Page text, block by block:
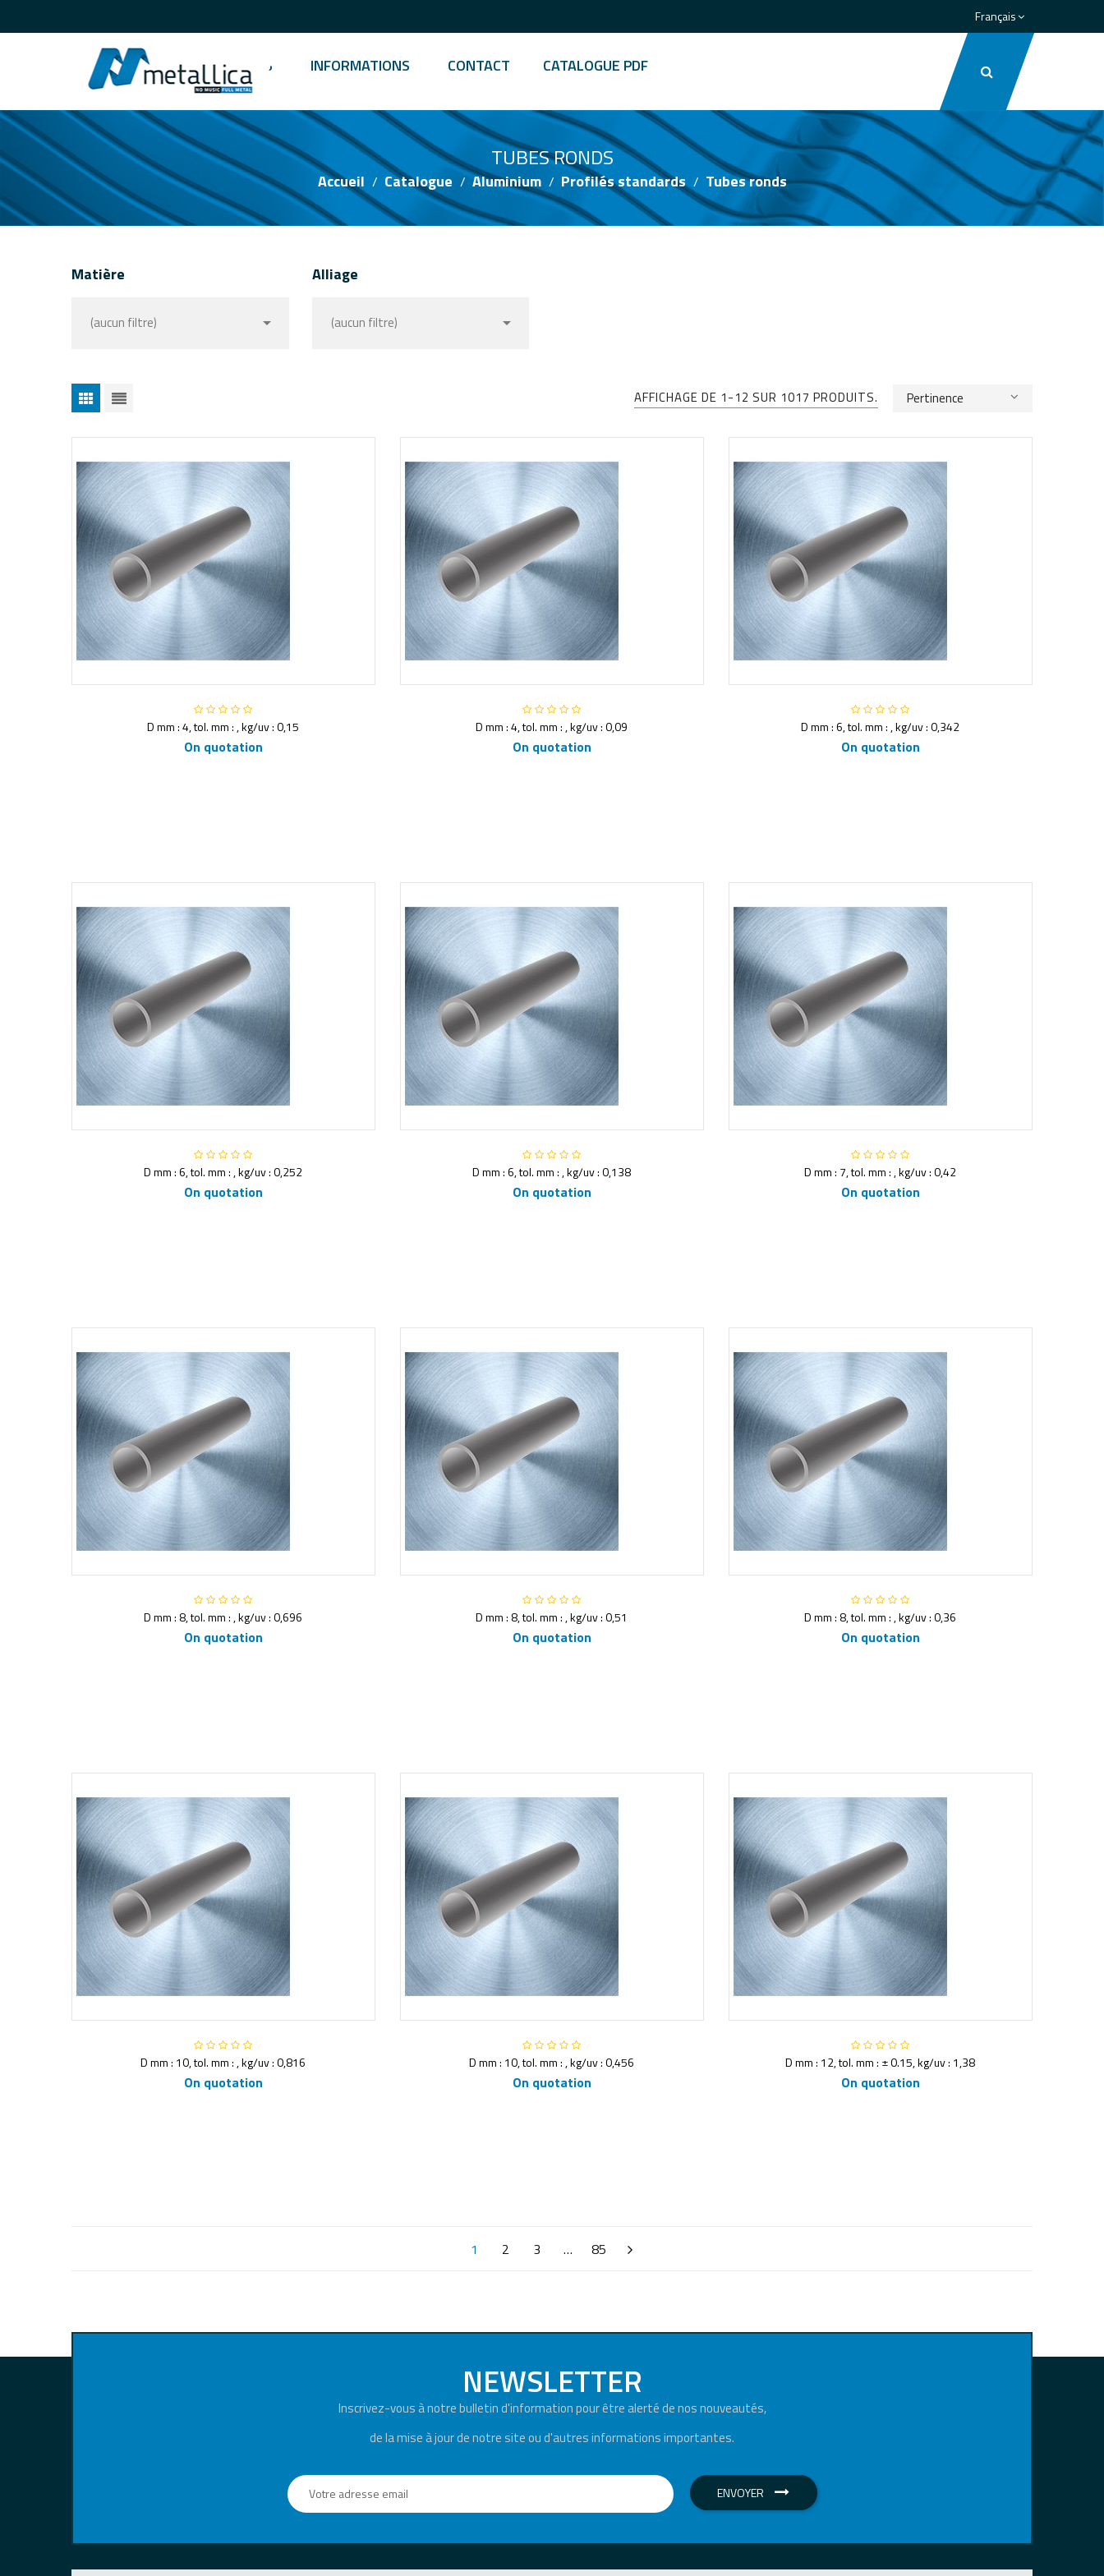
Français
Français
ENTREPRISE PRODUITS INFORMATIONS CONTACT CATALOGUE PDF
TUBES RONDS
Accueil Catalogue Aluminium Profilés standards Tubes ronds
Matière
(aucun filtre) 
Alliage
(aucun filtre) 
AFFICHAGE DE 1-12 SUR 1017 PRODUITS. Pertinence
D mm : 4, tol. mm : , kg/uv : 0,15
On quotation
D mm : 4, tol. mm : , kg/uv : 0,09
On quotation
D mm : 6, tol. mm : , kg/uv : 0,342
On quotation
D mm : 6, tol. mm : , kg/uv : 0,252
On quotation
D mm : 6, tol. mm : , kg/uv : 0,138
On quotation
D mm : 7, tol. mm : , kg/uv : 0,42
On quotation
D mm : 8, tol. mm : , kg/uv : 0,696
On quotation
D mm : 8, tol. mm : , kg/uv : 0,51
On quotation
D mm : 8, tol. mm : , kg/uv : 0,36
On quotation
D mm : 10, tol. mm : , kg/uv : 0,816
On quotation
D mm : 10, tol. mm : , kg/uv : 0,456
On quotation
D mm : 12, tol. mm : ± 0.15, kg/uv : 1,38
On quotation
1 2 3 … 85
NEWSLETTER
Inscrivez-vous à notre bulletin d'information pour être alerté de nos nouveautés,
de la mise à jour de notre site ou d'autres informations importantes.
ENVOYER